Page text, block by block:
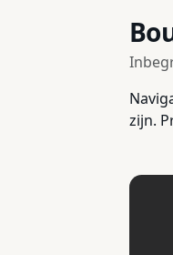
zijn.